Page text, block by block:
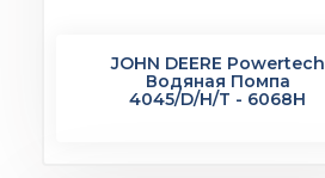
JOHN DEERE Powertech
Водяная Помпа
4045/D/H/T - 6068H